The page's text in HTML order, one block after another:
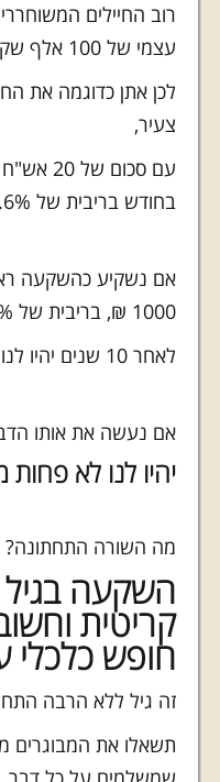
רוב החיילים
עצמי של 100 אלף שקל ומעלה,
לכן אתן כדוגמה את
צעיר,
בחודש בריבית של 6%.
1000 ₪, בריבית של 6%,
לאחר 10 שנים יהיו לנו לא פחות מ200 אלף שקלים.
אם נעשה את אותו הדבר
יהיו לנו לא פחות מ528 אלף
מה השורה התחתונה?
השקעה בגיל
קריטית
חופש כלכלי
זה גיל ללא הרבה
תשאלו את המבוגרים